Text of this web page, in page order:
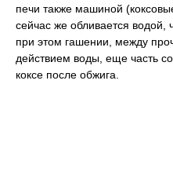
печи также машиной
сейчас же обливается водой,
при этом гашении, между
действием воды, еще часть
коксе после обжига.